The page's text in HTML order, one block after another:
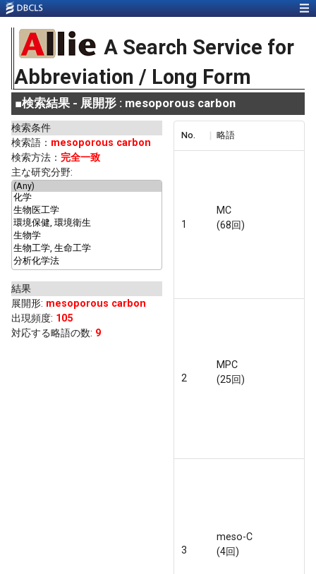
A Search Service for
Abbreviation / Long Form
■検索結果 - 展開形 : mesoporous carbon
検索条件
検索語： mesoporous carbon
検索方法： 完全一致
主な研究分野:
結果
展開形: mesoporous carbon
出現頻度: 105
対応する略語の数: 9
No. 略語
1
MC
(68回)
2
MPC
(25回)
3
meso-C
(4回)